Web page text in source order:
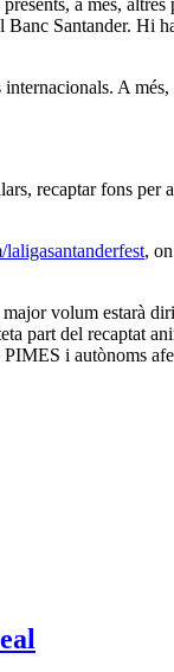
Santander. Hi
A
recaptar fons
,
volum estarà
part del recaptat
PIMES i autònoms